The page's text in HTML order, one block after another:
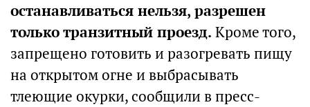
останавливаться нельзя, разрешен
только транзитный проезд. Кроме того,
запрещено готовить и разогревать пищу
на открытом огне и выбрасывать
тлеющие окурки, сообщили в пресс-